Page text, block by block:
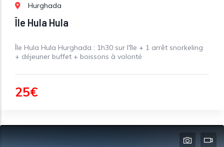
Hurghada
Île Hula Hula
Île Hula Hula Hurghada : 1h30 sur l'île + 1 arrêt snorkeling
+ déjeuner buffet + boissons à volonté
25€